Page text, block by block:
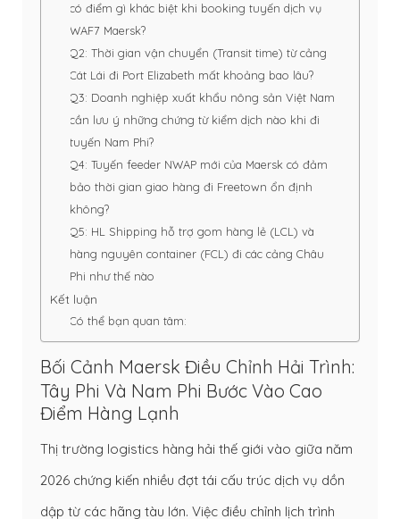
có điểm gì khác biệt khi booking tuyến dịch vụ
WAF7 Maersk?
Q2: Thời gian vận chuyển (Transit time) từ cảng
Cát Lái đi Port Elizabeth mất khoảng bao lâu?
Q3: Doanh nghiệp xuất khẩu nông sản Việt Nam
cần lưu ý những chứng từ kiểm dịch nào khi đi
tuyến Nam Phi?
Q4: Tuyến feeder NWAP mới của Maersk có đảm
bảo thời gian giao hàng đi Freetown ổn định
không?
Q5: HL Shipping hỗ trợ gom hàng lẻ (LCL) và
hàng nguyên container (FCL) đi các cảng Châu
Phi như thế nào
Kết luận
Có thể bạn quan tâm:
Bối Cảnh Maersk Điều Chỉnh Hải Trình:
Tây Phi Và Nam Phi Bước Vào Cao
Điểm Hàng Lạnh
Thị trường logistics hàng hải thế giới vào giữa năm
2026 chứng kiến nhiều đợt tái cấu trúc dịch vụ dồn
dập từ các hãng tàu lớn. Việc điều chỉnh lịch trình